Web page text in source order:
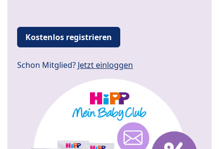
Kostenlos registrieren
Schon Mitglied? Jetzt einloggen